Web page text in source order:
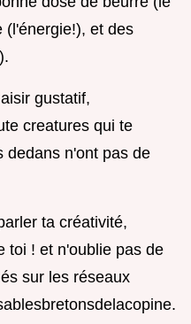
(l'énergie!), et des
gustatif,
creatures qui te
dedans n'ont pas de
ta créativité,
toi ! et n'oublie pas de
sur les réseaux